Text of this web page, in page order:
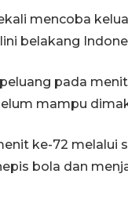
mencoba
belakang
pada
mampu
ke-72 melalui
bola dan